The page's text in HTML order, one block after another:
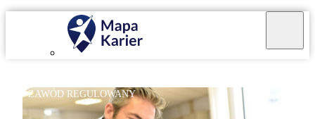
ZAWÓD REGULOWANY